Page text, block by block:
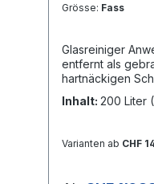
Grösse: Fass
Glasreiniger Anwendung PAGOVITRE
entfernt als
hartnäckigen
Sprühflasche zu
Inhalt: 200 Liter
Varianten ab CHF